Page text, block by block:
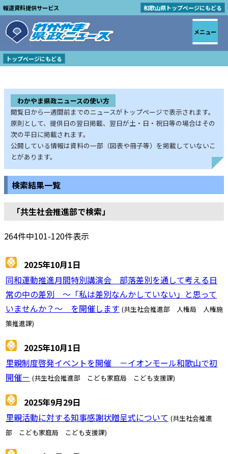
報道資料提供サービス 和歌山県トップページにもどる
トップページにもどる
わかやま県政ニュースの使い方
閲覧日から一週間前までのニュースがトップページで表示されます。
原則として、提供日の翌日掲載、翌日が土・日・祝日等の場合はその
次の平日に掲載されます。
公開している情報は資料の一部（図表や冊子等）を掲載していないこ
とがあります。
検索結果一覧
「共生社会推進部で検索」
264件中101-120件表示
2025年10月1日
同和運動推進月間特別講演会 部落差別を通して考える日
常の中の差別 ～「私は差別なんかしていない」と思って
いませんか？～ を開催します (共生社会推進部 人権局 人権施
策推進課)
2025年10月1日
里親制度啓発イベントを開催 －イオンモール和歌山で初
開催－ (共生社会推進部 こども家庭局 こども支援課)
2025年9月29日
里親活動に対する知事感謝状贈呈式について (共生社会推進
部 こども家庭局 こども支援課)
メニュー